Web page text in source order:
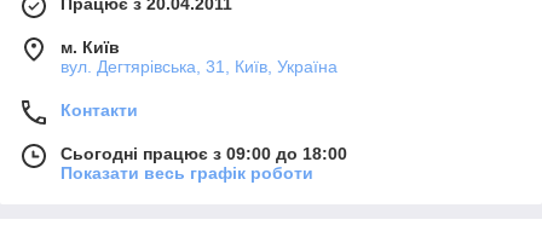
Працює з 20.04.2011
м. Київ
вул. Дегтярівська, 31, Київ, Україна
Контакти
Сьогодні працює з 09:00 до 18:00
Показати весь графік роботи